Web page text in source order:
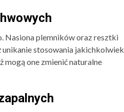
Nasiona plemników oraz resztki
stosowania jakichkolwiek
one zmienić naturalne